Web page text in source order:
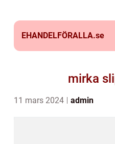
EHANDELFÖRALLA.se
mirka
11 mars 2024 admin